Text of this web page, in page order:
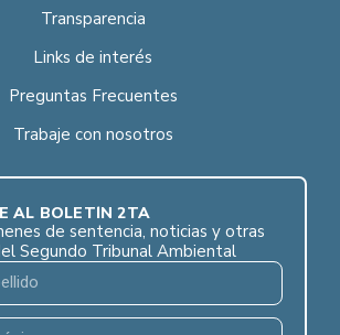
Transparencia
Links de interés
Preguntas Frecuentes
Trabaje con nosotros
AL BOLETÍN 2TA
de sentencia, noticias y otras
Segundo Tribunal Ambiental